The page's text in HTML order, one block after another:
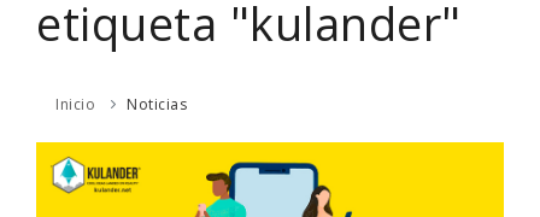
REVIEWS
ACERCA
CONTACTO
ENGLISH
etiqueta "kulander"
Inicio Noticias